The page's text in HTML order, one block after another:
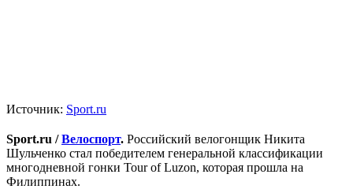
Источник: Sport.ru
Sport.ru /Велоспорт. Российский велогонщик Никита
Шульченко стал победителем генеральной классификации
многодневной гонки Tour of Luzon, которая прошла на
Филиппинах.